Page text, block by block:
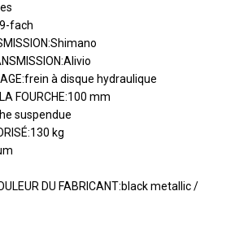
fach
à disque hydraulique
FOURCHE:100 mm
suspendue
kg
DU FABRICANT:black metallic /